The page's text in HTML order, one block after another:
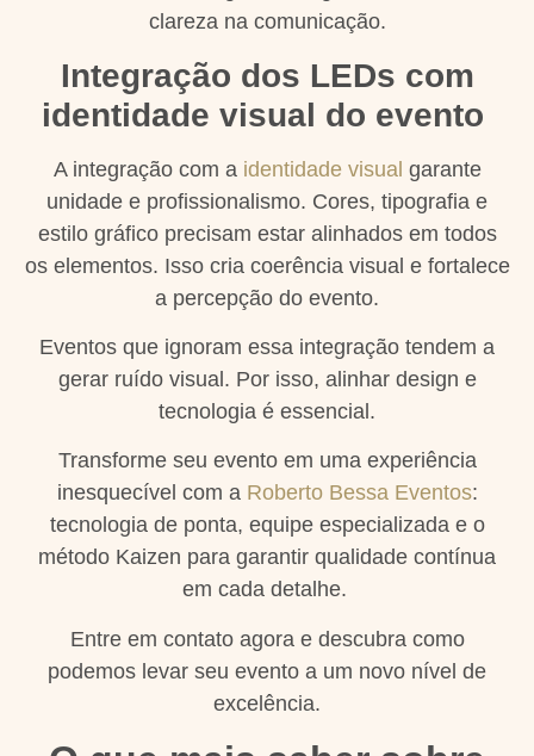
clareza na comunicação.
Integração dos LEDs com
identidade visual do evento
A integração com a identidade visual garante
unidade e profissionalismo. Cores, tipografia e
estilo gráfico precisam estar alinhados em todos
os elementos. Isso cria coerência visual e fortalece
a percepção do evento.
Eventos que ignoram essa integração tendem a
gerar ruído visual. Por isso, alinhar design e
tecnologia é essencial.
Transforme seu evento em uma experiência
inesquecível com a Roberto Bessa Eventos:
tecnologia de ponta, equipe especializada e o
método Kaizen para garantir qualidade contínua
em cada detalhe.
Entre em contato agora e descubra como
podemos levar seu evento a um novo nível de
excelência.